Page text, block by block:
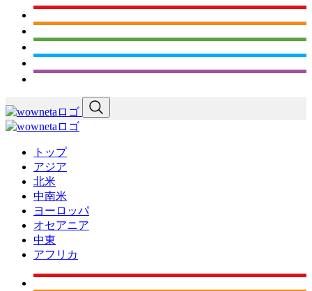
トップ
アジア
北米
中南米
ヨーロッパ
オセアニア
中東
アフリカ